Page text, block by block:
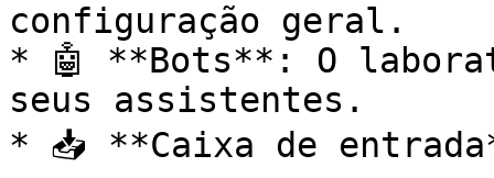
configuração geral.
* 🤖 **Bots**: O
seus assistentes.
* 📥 **Caixa de